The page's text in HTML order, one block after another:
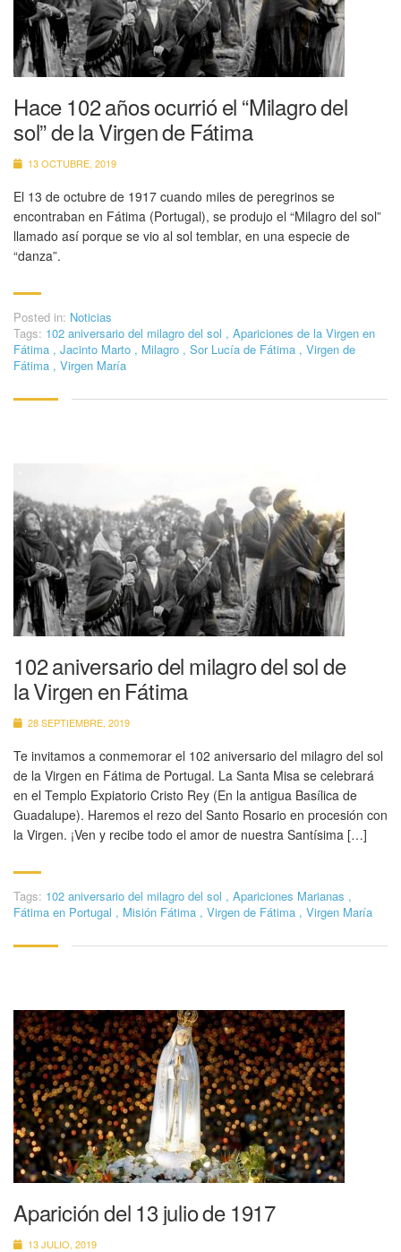
Hace 102 años ocurrió el “Milagro del
sol” de la Virgen de Fátima
13 OCTUBRE, 2019
El 13 de octubre de 1917 cuando miles de peregrinos se
encontraban en Fátima (Portugal), se produjo el “Milagro del sol”
llamado así porque se vio al sol temblar, en una especie de
“danza”.
Posted in: Noticias
Tags: 102 aniversario del milagro del sol , Apariciones de la Virgen en
Fátima , Jacinto Marto , Milagro , Sor Lucía de Fátima , Virgen de
Fátima , Virgen María
102 aniversario del milagro del sol de
la Virgen en Fátima
28 SEPTIEMBRE, 2019
Te invitamos a conmemorar el 102 aniversario del milagro del sol
de la Virgen en Fátima de Portugal. La Santa Misa se celebrará
en el Templo Expiatorio Cristo Rey (En la antigua Basílica de
Guadalupe). Haremos el rezo del Santo Rosario en procesión con
la Virgen. ¡Ven y recibe todo el amor de nuestra Santísima […]
Tags: 102 aniversario del milagro del sol , Apariciones Marianas ,
Fátima en Portugal , Misión Fátima , Virgen de Fátima , Virgen María
Aparición del 13 julio de 1917
13 JULIO, 2019